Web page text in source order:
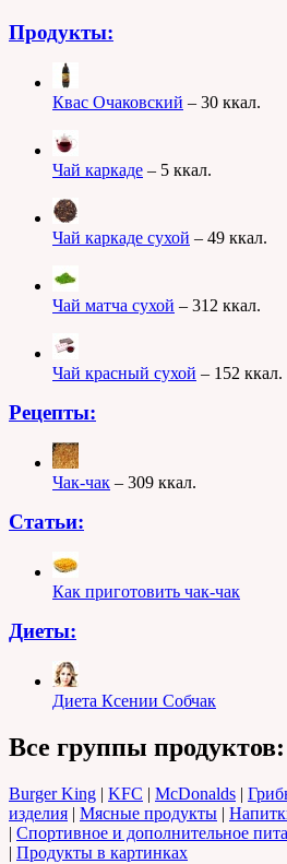
Продукты:
Квас Очаковский – 30 ккал.
Чай каркаде – 5 ккал.
Чай каркаде сухой – 49 ккал.
Чай матча сухой – 312 ккал.
Чай красный сухой – 152 ккал.
Рецепты:
Чак-чак – 309 ккал.
Статьи:
Как приготовить чак-чак
Диеты:
Диета Ксении Собчак
Все группы
Burger King | KFC | McDonalds |
изделия | Мясные продукты |
| Спортивное и дополнительное
| Продукты в картинках